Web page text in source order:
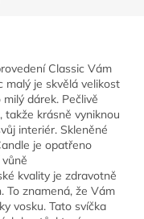
Classic Vám
malý je skvělá velikost
dárek. Pečlivě
takže krásně vyniknou
interiér. Skleněné
je opatřeno
kvality je zdravotně
To znamená, že Vám
vosku. Tato svíčka